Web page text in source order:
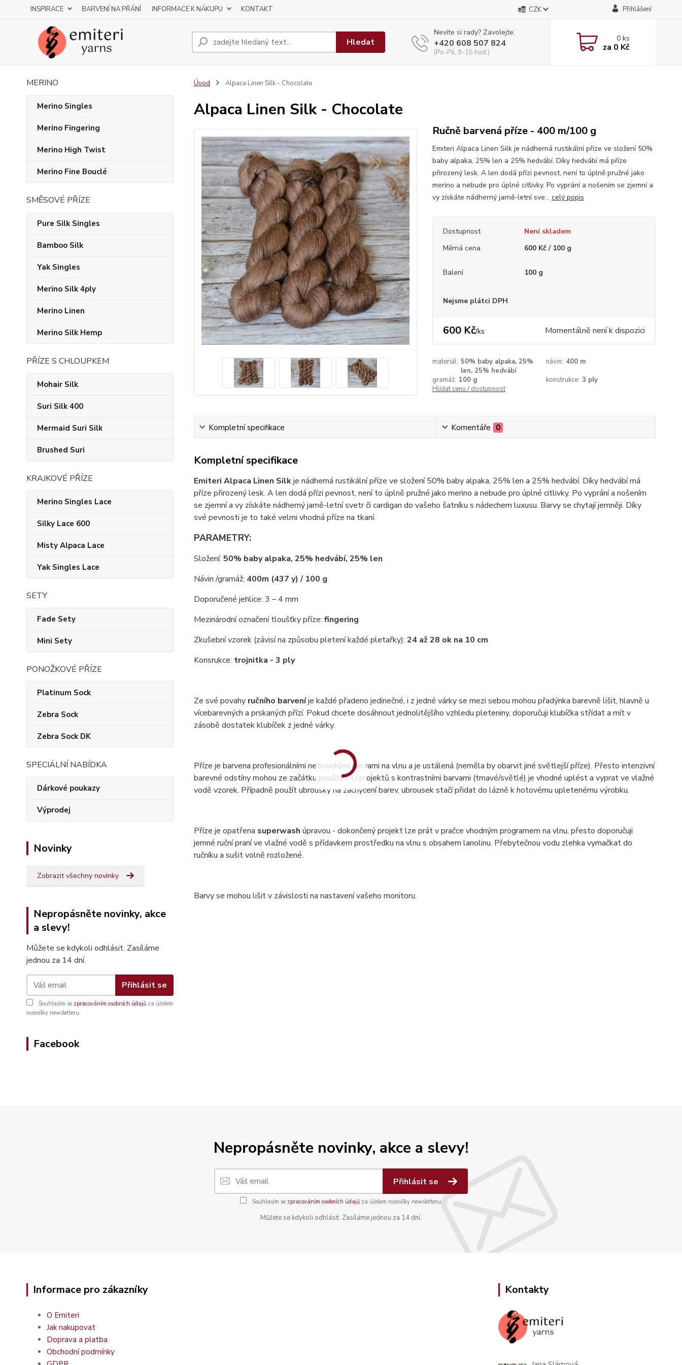
INSPIRACE BARVENÍ NA PŘÁNÍ INFORMACE K NÁKUPU KONTAKT CZK Přihlášení
Hledat
Nevíte si rady? Zavolejte.
+420 608 507 824
(Po-Pá, 9-15 hod.)
0ks
za 0 Kč
MERINO
Merino Singles
Merino Fingering
Merino High Twist
Merino Fine Bouclé
SMĚSOVÉ PŘÍZE
Pure Silk Singles
Bamboo Silk
Yak Singles
Merino Silk 4ply
Merino Linen
Merino Silk Hemp
PŘÍZE S CHLOUPKEM
Mohair Silk
Suri Silk 400
Mermaid Suri Silk
Brushed Suri
KRAJKOVÉ PŘÍZE
Merino Singles Lace
Silky Lace 600
Misty Alpaca Lace
Yak Singles Lace
SETY
Fade Sety
Mini Sety
PONOŽKOVÉ PŘÍZE
Platinum Sock
Zebra Sock
Zebra Sock DK
SPECIÁLNÍ NABÍDKA
Dárkové poukazy
Výprodej
Novinky
Zobrazit všechny novinky
Nepropásněte novinky, akce
a slevy!
Můžete se kdykoli odhlásit. Zasíláme
jednou za 14 dní.
Přihlásit se
Souhlasím se zpracováním osobních údajů za účelem
rozesílky newsletteru.
Facebook
Úvod Alpaca Linen Silk - Chocolate
Alpaca Linen Silk - Chocolate
Ručně barvená příze - 400 m/100 g
Emiteri Alpaca Linen Silk je nádherná rustikální příze ve složení 50%
baby alpaka, 25% len a 25% hedvábí. Díky hedvábí má příze
přirozený lesk. A len dodá přízi pevnost, není to úplně pružné jako
merino a nebude pro úplné citlivky. Po vyprání a nošením se zjemní a
vy získáte nádherný jarně-letní sve... celý popis
Dostupnost
Není skladem
Měrná cena
600 Kč / 100 g
Balení 100 g
Nejsme plátci DPH
600 Kč/ks Momentálně není k dispozici
materiál: 50% baby alpaka, 25%
len, 25% hedvábí
návin: 400 m
gramáž: 100 g konstrukce: 3 ply
Hlídat cenu / dostupnost
Kompletní specifikace Komentáře 0
Kompletní specifikace
Emiteri Alpaca Linen Silkje nádherná rustikální příze ve složení 50% baby alpaka, 25% len a 25% hedvábí. Díky hedvábí má
příze přirozený lesk. A len dodá přízi pevnost, není to úplně pružné jako merino a nebude pro úplné citlivky. Po vyprání a nošením
se zjemní a vy získáte nádherný jarně-letní svetr či cardigan do vašeho šatníku s nádechem luxusu. Barvy se chytají jemněji. Díky
své pevnosti je to také velmi vhodná příze na tkaní.
PARAMETRY:
Složení: 50% baby alpaka, 25% hedvábí, 25% len
Návin /gramáž: 400m (437 y) / 100 g
Doporučené jehlice: 3 – 4 mm
Mezinárodní označení tloušťky příze: fingering
Zkušební vzorek (závisí na způsobu pletení každé pletařky): 24 až 28 ok na 10 cm
Konsrukce: trojnitka - 3 ply
Ze své povahyručního barveníje každé přadeno jedinečné, i z jedné várky se mezi sebou mohou přadýnka barevně lišit, hlavně u
vícebarevných a prskaných přízí. Pokud chcete dosáhnout jednolitějšího vzhledu pleteniny, doporučuji klubíčka střídat a mít v
zásobě dostatek klubíček z jedné várky.
Příze je barvena profesionálními netoxickými barvami na vlnu a je ustálená (neměla by obarvit jiné světlejší příze). Přesto intenzivní
barevné odstíny mohou ze začátku pouštět. U projektů s kontrastními barvami (tmavé/světlé) je vhodné uplést a vyprat ve vlažné
vodě vzorek. Případně použít ubrousky na zachycení barev, ubrousek stačí přidat do lázně k hotovému upletenému výrobku.
Příze je opatřena superwash úpravou - dokončený projekt lze prát v pračce vhodným programem na vlnu, přesto doporučuji
jemné ruční praní ve vlažné vodě s přídavkem prostředku na vlnu s obsahem lanolinu. Přebytečnou vodu zlehka vymačkat do
ručníku a sušit volně rozložené.
Barvy se mohou lišit v závislosti na nastavení vašeho monitoru.
Nepropásněte novinky, akce a slevy!
Přihlásit se
Souhlasím se zpracováním osobních údajůza účelem rozesílky newsletteru.
Můžete se kdykoli odhlásit. Zasíláme jednou za 14 dní.
Informace pro zákazníky
O Emiteri
Jak nakupovat
Doprava a platba
Obchodní podmínky
Kontakty